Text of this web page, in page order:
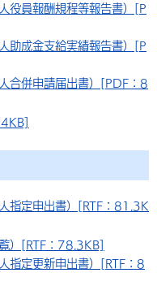
役員報酬規程等報告書）[P
助成金支給実績報告書）[P
合併申請届出書）[PDF：8
指定申出書）[RTF：81.3K
）[RTF：78.3KB]
指定更新申出書）[RTF：8